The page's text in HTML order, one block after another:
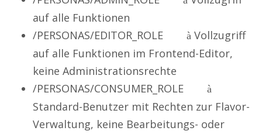
auf alle Funktionen
/PERSONAS/EDITOR_ROLE à Vollzugriff
auf alle Funktionen im Frontend-Editor,
keine Administrationsrechte
/PERSONAS/CONSUMER_ROLE à
Standard-Benutzer mit Rechten zur Flavor-
Verwaltung, keine Bearbeitungs- oder